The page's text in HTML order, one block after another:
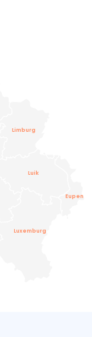
Limburg
Luik
Luxemburg
Eupen